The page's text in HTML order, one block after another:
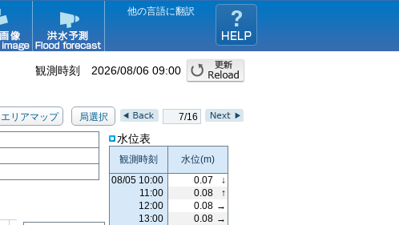
他の言語に翻訳
観測時刻 2026/08/06 09:00
エリアマップ 局選択
7/16
水位表
観測時刻 水位(m)
08/05 10:00
0.07
↓
11:00
0.08
↑
12:00
0.08 →
13:00
0.08 →